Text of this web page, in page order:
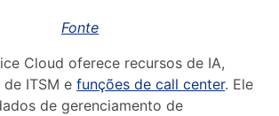
Fonte
Cloud oferece recursos de IA,
de ITSM efunções de call center. Ele
de gerenciamento de